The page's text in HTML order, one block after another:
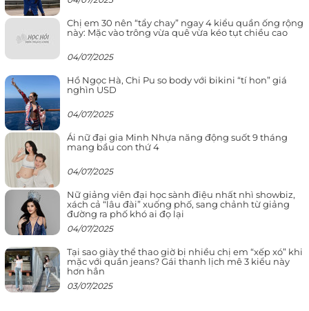
Chị em 30 nên “tẩy chay” ngay 4 kiểu quần ống rộng
này: Mặc vào trông vừa quê vừa kéo tụt chiều cao
04/07/2025
Hồ Ngọc Hà, Chi Pu so body với bikini “tí hon” giá
nghìn USD
04/07/2025
Ái nữ đại gia Minh Nhựa năng động suốt 9 tháng
mang bầu con thứ 4
04/07/2025
Nữ giảng viên đại học sành điệu nhất nhì showbiz,
xách cả “lâu đài” xuống phố, sang chảnh từ giảng
đường ra phố khó ai đọ lại
04/07/2025
Tại sao giày thể thao giờ bị nhiều chị em “xếp xó” khi
mặc với quần jeans? Gái thanh lịch mê 3 kiểu này
hơn hẳn
03/07/2025